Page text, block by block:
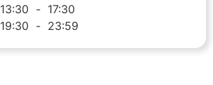
13:30 - 17:30
19:30 - 23:59